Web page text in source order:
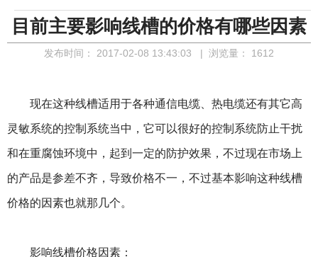
目前主要影响线槽的价格有哪些因素
发布时间： 2017-02-08 13:43:03 | 浏览量： 1612
现在这种线槽适用于各种通信电缆、热电缆还有其它高
灵敏系统的控制系统当中，它可以很好的控制系统防止干扰
和在重腐蚀环境中，起到一定的防护效果，不过现在市场上
的产品是参差不齐，导致价格不一，不过基本影响这种线槽
价格的因素也就那几个。
影响线槽价格因素：